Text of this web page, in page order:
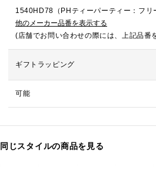
1540HD78（PHティーパーティー：フリ
他のメーカー品番を表示する
(店舗でお問い合わせの際には、上記品番
ギフトラッピング
可能
同じスタイルの商品を見る